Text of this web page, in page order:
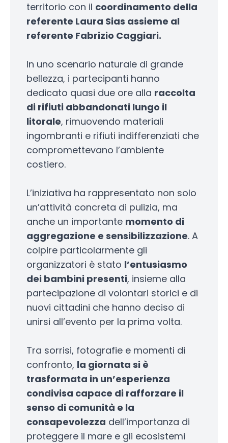
territorio con il coordinamento della
referente Laura Sias assieme al
referente Fabrizio Caggiari.
In uno scenario naturale di grande
bellezza, i partecipanti hanno
dedicato quasi due ore alla raccolta
di rifiuti abbandonati lungo il
litorale, rimuovendo materiali
ingombranti e rifiuti indifferenziati che
compromettevano l’ambiente
costiero.
L’iniziativa ha rappresentato non solo
un’attività concreta di pulizia, ma
anche un importante momento di
aggregazione e sensibilizzazione. A
colpire particolarmente gli
organizzatori è stato l’entusiasmo
dei bambini presenti, insieme alla
partecipazione di volontari storici e di
nuovi cittadini che hanno deciso di
unirsi all’evento per la prima volta.
Tra sorrisi, fotografie e momenti di
confronto, la giornata si è
trasformata in un’esperienza
condivisa capace di rafforzare il
senso di comunità e la
consapevolezza dell’importanza di
proteggere il mare e gli ecosistemi